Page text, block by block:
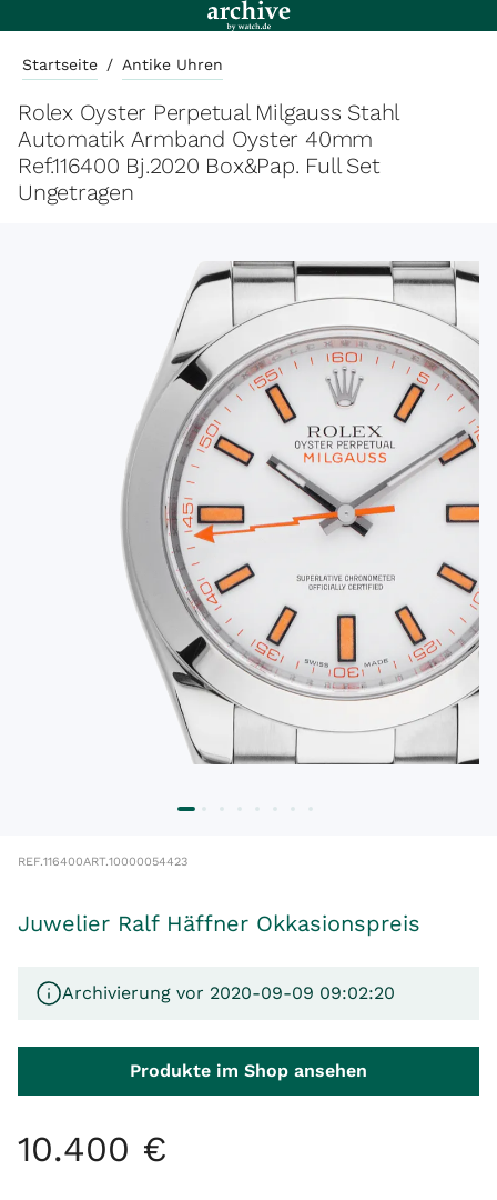
Startseite / Antike Uhren
Rolex Oyster Perpetual Milgauss Stahl
Automatik Armband Oyster 40mm
Ref.116400 Bj.2020 Box&Pap. Full Set
Ungetragen
REF.116400ART.10000054423
Juwelier Ralf Häffner Okkasionspreis
Archivierung vor 2020-09-09 09:02:20
Produkte im Shop ansehen
10.400 €